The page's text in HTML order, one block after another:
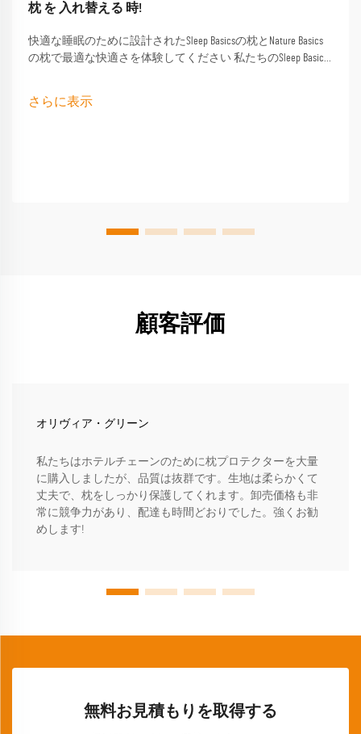
枕 を 入れ替える 時!
快適な睡眠のために設計されたSleep Basicsの枕とNature Basics
の枕で最適な快適さを体験してください 私たちのSleep Basics
眠者向けに調整されたサポートを提供します
さらに表示
顧客評価
オリヴィア・グリーン
私たちはホテルチェーンのために枕プロテクターを大量
に購入しましたが、品質は抜群です。生地は柔らかくて
丈夫で、枕をしっかり保護してくれます。卸売価格も非
常に競争力があり、配達も時間どおりでした。強くお勧
めします!
無料お見積もりを取得する